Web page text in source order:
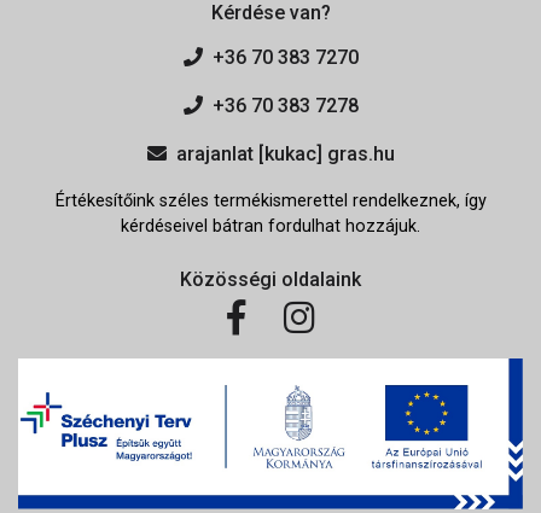
Kérdése van?
+36 70 383 7270
+36 70 383 7278
arajanlat [kukac] gras.hu
Értékesítőink széles termékismerettel rendelkeznek, így
kérdéseivel bátran fordulhat hozzájuk.
Közösségi oldalaink